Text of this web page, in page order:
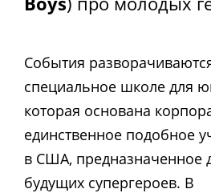
События
специальное школе для
которая основана
единственное подобное
в США, предназначенное
будущих супергероев. В